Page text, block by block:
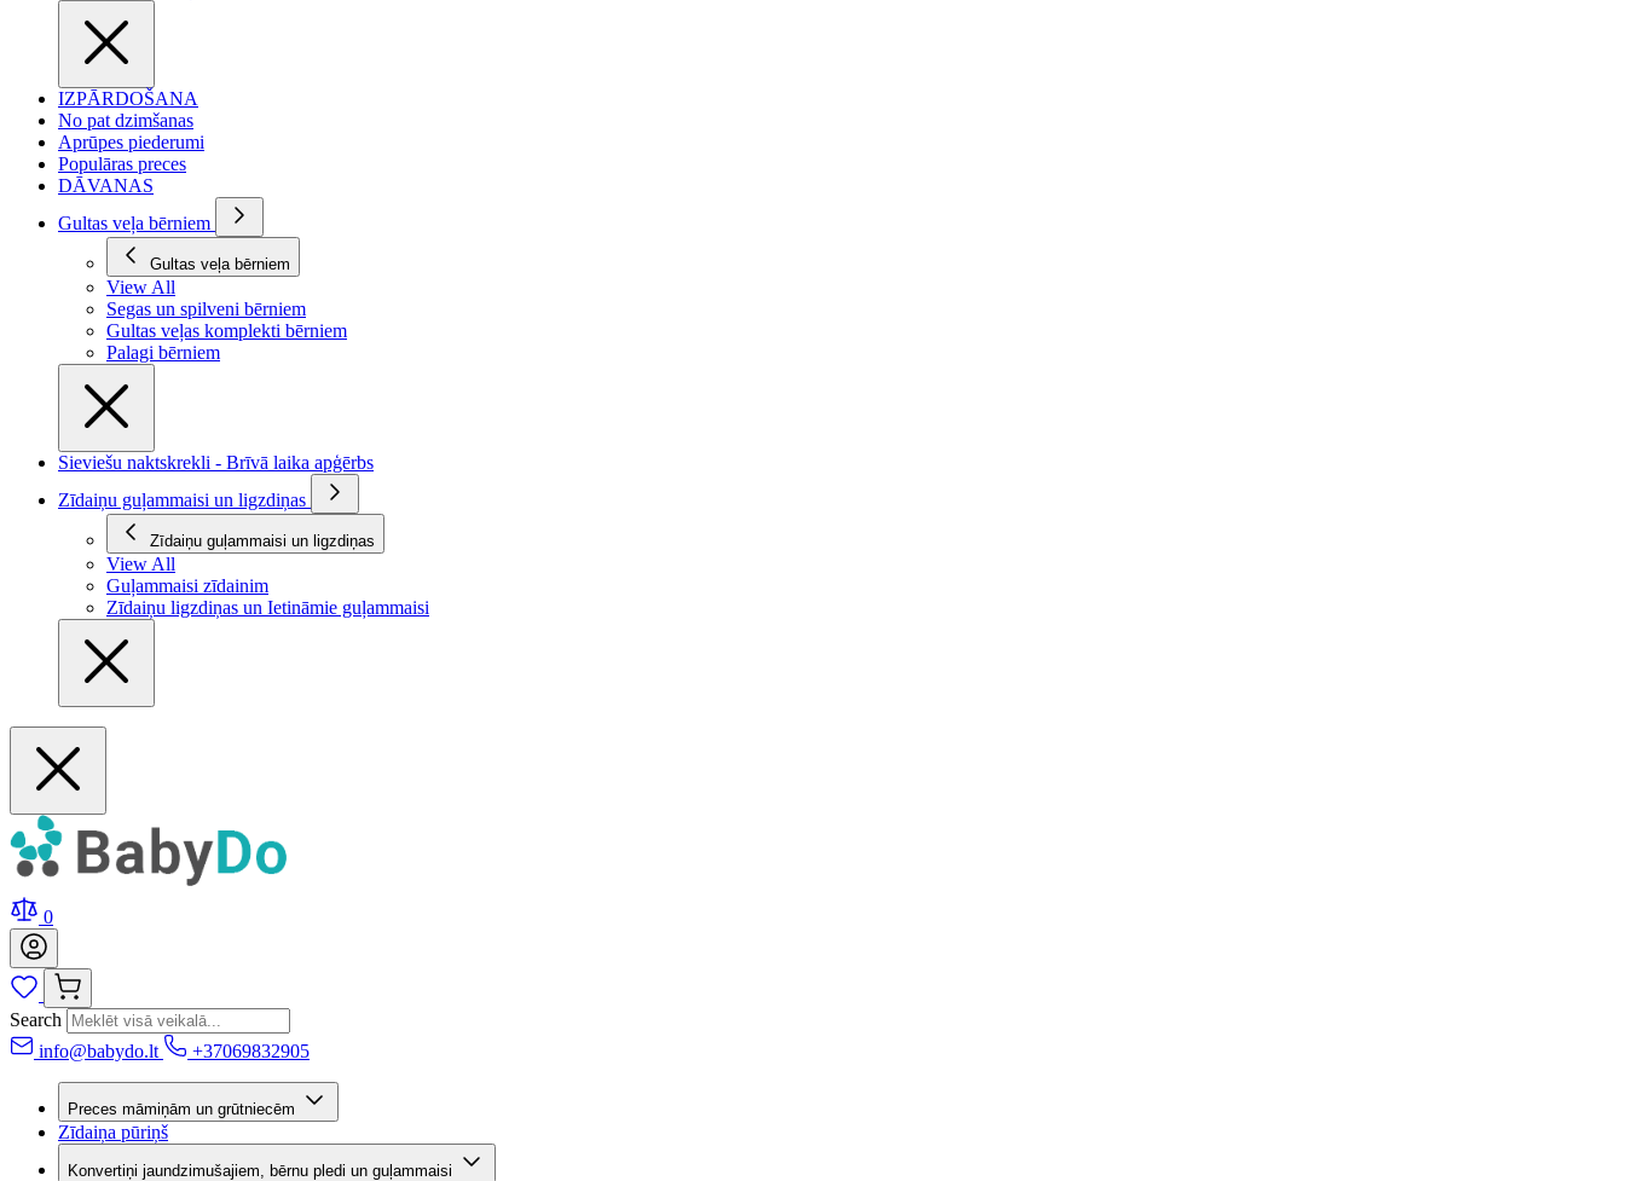
IZPĀRDOŠANA
No pat dzimšanas
Aprūpes piederumi
Populāras preces
DĀVANAS
Gultas veļa bērniem
Gultas veļa bērniem
View All
Segas un spilveni bērniem
Gultas veļas komplekti bērniem
Palagi bērniem
Sieviešu naktskrekli - Brīvā laika apģērbs
Zīdaiņu guļammaisi un ligzdiņas
Zīdaiņu guļammaisi un ligzdiņas
View All
Guļammaisi zīdainim
Zīdaiņu ligzdiņas un Ietināmie guļammaisi
0
Search
info@babydo.lt
+37069832905
Preces māmiņām un grūtniecēm
Zīdaiņa pūriņš
Konvertiņi jaundzimušajiem, bērnu pledi un guļammaisi